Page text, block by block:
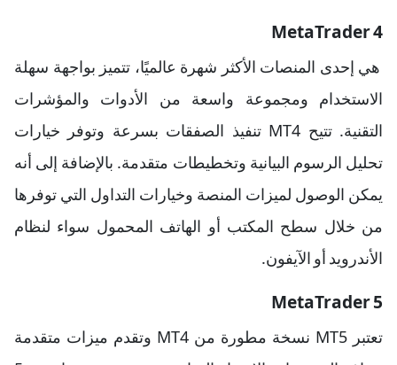
MetaTrader 4
هي إحدى المنصات الأكثر شهرة عالميًا، تتميز بواجهة سهلة
الاستخدام ومجموعة واسعة من الأدوات والمؤشرات
التقنية. تتيح MT4 تنفيذ الصفقات بسرعة وتوفر خيارات
تحليل الرسوم البيانية وتخطيطات متقدمة. بالإضافة إلى أنه
يمكن الوصول لميزات المنصة وخيارات التداول التي توفرها
من خلال سطح المكتب أو الهاتف المحمول سواء لنظام
الأندرويد أو الآيفون.
MetaTrader 5
تعتبر MT5 نسخة مطورة من MT4 وتقدم ميزات متقدمة